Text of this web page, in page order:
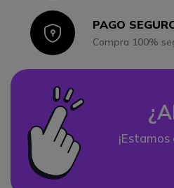
IconPAGO
Compra 100%